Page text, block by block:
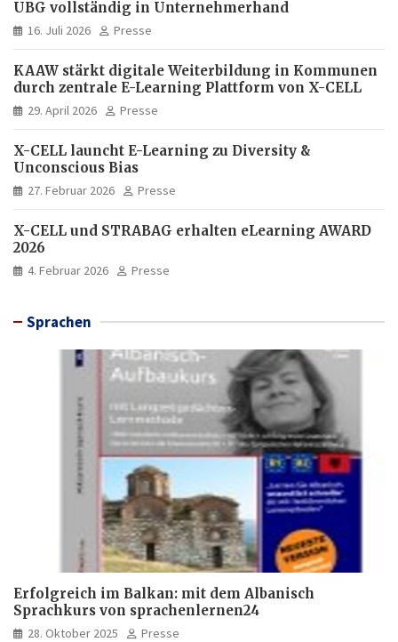
UBG vollständig in Unternehmerhand
16. Juli 2026 Presse
KAAW stärkt digitale Weiterbildung in Kommunen
durch zentrale E-Learning Plattform von X-CELL
29. April 2026 Presse
X-CELL launcht E-Learning zu Diversity &
Unconscious Bias
27. Februar 2026 Presse
X-CELL und STRABAG erhalten eLearning AWARD
2026
4. Februar 2026 Presse
Sprachen
Erfolgreich im Balkan: mit dem Albanisch
Sprachkurs von sprachenlernen24
28. Oktober 2025
Presse